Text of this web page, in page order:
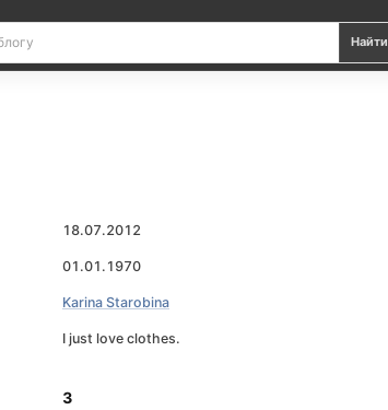
Найти
18.07.2012
01.01.1970
Karina Starobina
I just love clothes.
3